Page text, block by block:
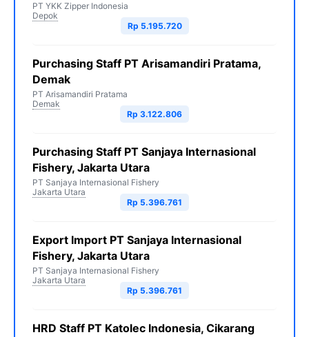
PT YKK Zipper Indonesia
Depok
Rp 5.195.720
Purchasing Staff PT Arisamandiri Pratama,
Demak
PT Arisamandiri Pratama
Demak
Rp 3.122.806
Purchasing Staff PT Sanjaya Internasional
Fishery, Jakarta Utara
PT Sanjaya Internasional Fishery
Jakarta Utara
Rp 5.396.761
Export Import PT Sanjaya Internasional
Fishery, Jakarta Utara
PT Sanjaya Internasional Fishery
Jakarta Utara
Rp 5.396.761
HRD Staff PT Katolec Indonesia, Cikarang